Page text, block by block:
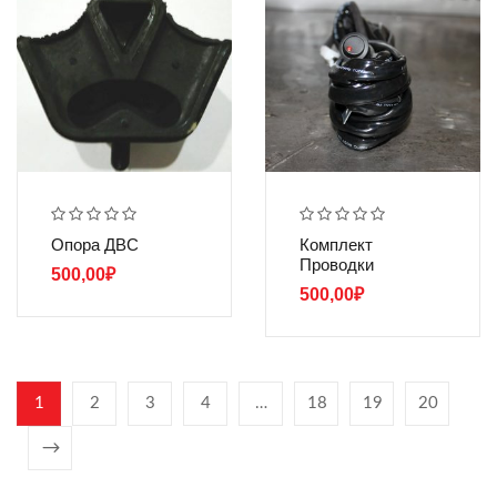
Опора ДВС
500,00₽
Комплект
Проводки
500,00₽
1 2 3 4 … 18 19 20